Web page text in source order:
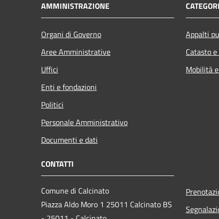
AMMINISTRAZIONE
Organi di Governo
Aree Amministrative
Uffici
Enti e fondazioni
Politici
Personale Amministrativo
Documenti e dati
Appalti
Catasto
Mobilità
CONTATTI
Comune di Calcinato
Piazza Aldo Moro 1 25011 Calcinato BS